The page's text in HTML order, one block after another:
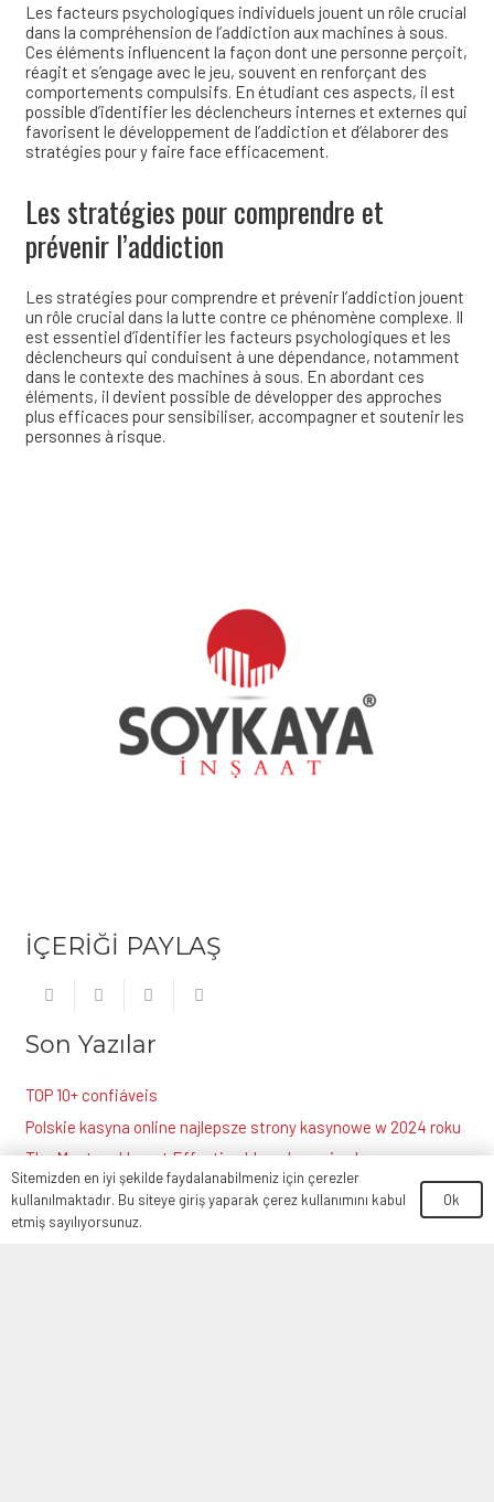
Les facteurs psychologiques individuels jouent un rôle crucial
dans la compréhension de l’addiction aux machines à sous.
Ces éléments influencent la façon dont une personne perçoit,
réagit et s’engage avec le jeu, souvent en renforçant des
comportements compulsifs. En étudiant ces aspects, il est
possible d’identifier les déclencheurs internes et externes qui
favorisent le développement de l’addiction et d’élaborer des
stratégies pour y faire face efficacement.
Les stratégies pour comprendre et
prévenir l’addiction
Les stratégies pour comprendre et prévenir l’addiction jouent
un rôle crucial dans la lutte contre ce phénomène complexe. Il
est essentiel d’identifier les facteurs psychologiques et les
déclencheurs qui conduisent à une dépendance, notamment
dans le contexte des machines à sous. En abordant ces
éléments, il devient possible de développer des approches
plus efficaces pour sensibiliser, accompagner et soutenir les
personnes à risque.
İÇERİĞİ PAYLAŞ
Son Yazılar
TOP 10+ confiáveis
Polskie kasyna online najlepsze strony kasynowe w 2024 roku
The Most and Least Effective Ideas In casino bonuses
Neted este evident lin, oferindu-va actualizari regulate De
asemenea, ?i remedieri rapide Cand sunt esen?iale
Sitemizden en iyi şekilde faydalanabilmeniz için çerezler
kullanılmaktadır. Bu siteye giriş yaparak çerez kullanımını kabul
etmiş sayılıyorsunuz.
Ok